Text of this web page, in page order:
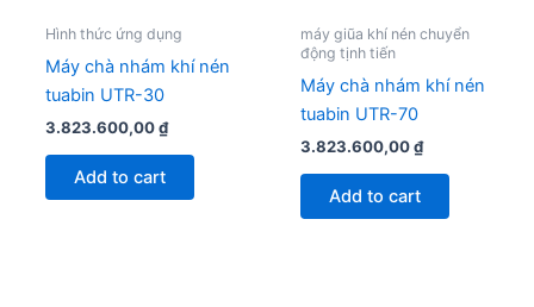
Hình thức ứng dụng
Máy chà nhám khí nén
tuabin UTR-30
3.823.600,00₫
Add to cart
máy giũa khí nén chuyển
động tịnh tiến
Máy chà nhám khí nén
tuabin UTR-70
3.823.600,00₫
Add to cart